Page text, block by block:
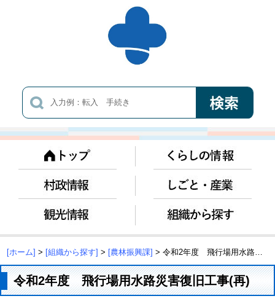
[ホーム] > [組織から探す] > [農林振興課] > 令和2年度 飛行場用水路災害復旧工事(再)
令和2年度 飛行場用水路災害復旧工事(再)